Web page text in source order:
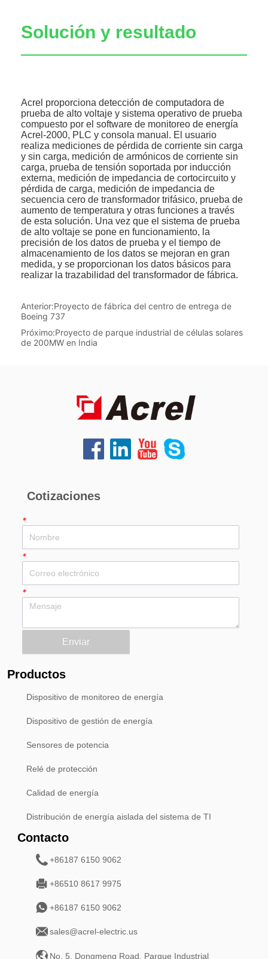
Anterior:Proyecto de fábrica del centro de entrega de
Boeing 737
Próximo:Proyecto de parque industrial de células solares
de 200MW en India
Cotizaciones
*
*
*
Enviar
Productos
Dispositivo de monitoreo de energía
Dispositivo de gestión de energía
Sensores de potencia
Relé de protección
Calidad de energía
Distribución de energía aislada del sistema de TI
Contacto
+86187 6150 9062
+86510 8617 9975
+86187 6150 9062
sales@acrel-electric.us
No. 5, Dongmeng Road, Parque Industrial